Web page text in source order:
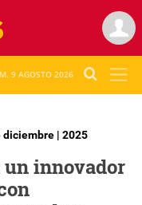
9 AGOSTO 2026
| 2025
innovador